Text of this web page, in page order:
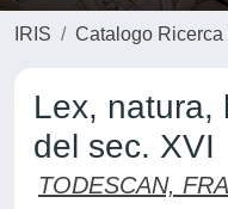
IRIS Catalogo Ricerca
Lex, natura,
del sec. XVI
TODESCAN,